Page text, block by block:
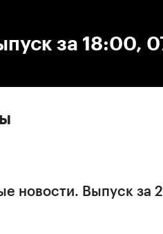
за 18:00,
новости. Выпуск за